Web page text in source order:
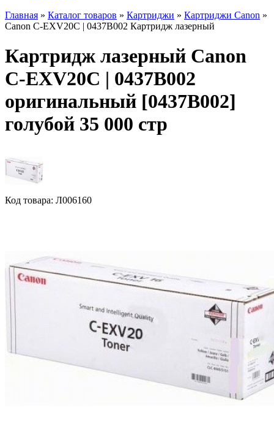
Главная » Каталог товаров » Картриджи » Картриджи Canon »
Canon C-EXV20C | 0437B002 Картридж лазерный
Картридж лазерный Canon
C-EXV20C | 0437B002
оригинальный [0437B002]
голубой 35 000 стр
Код товара: Л006160